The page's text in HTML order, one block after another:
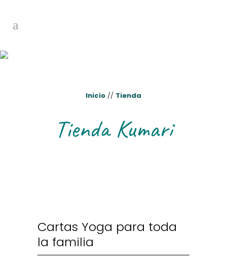
Inicio // Tienda
Tienda Kumari
Cartas Yoga para toda
la familia